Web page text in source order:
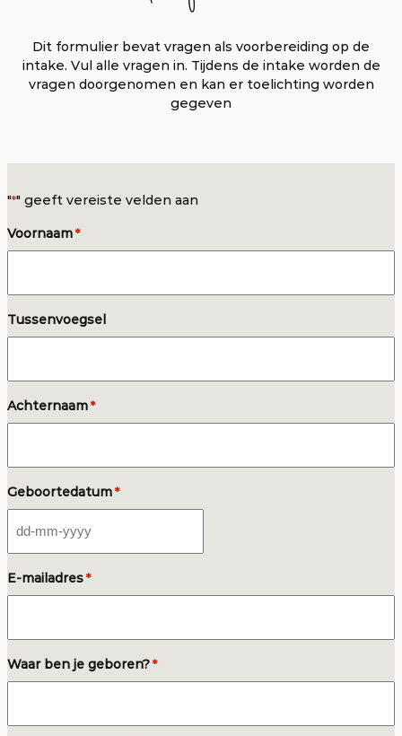
Dit formulier bevat vragen als voorbereiding op de
intake. Vul alle vragen in. Tijdens de intake worden de
vragen doorgenomen en kan er toelichting worden
gegeven
"*" geeft vereiste velden aan
Voornaam *
Tussenvoegsel
Achternaam *
Geboortedatum *
DD
dash
MM
dash
E-mailadres *
Waar ben je geboren? *